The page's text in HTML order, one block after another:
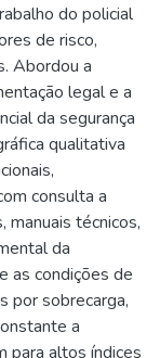
do policial
de risco,
Abordou a
legal e a
da segurança
qualitativa
consulta a
manuais técnicos,
da
as condições de
por sobrecarga,
a
para altos índices